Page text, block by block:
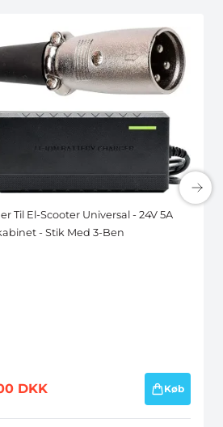
Til El-Scooter Universal - 24V 5A
- Stik Med 3-Ben
DKK Køb